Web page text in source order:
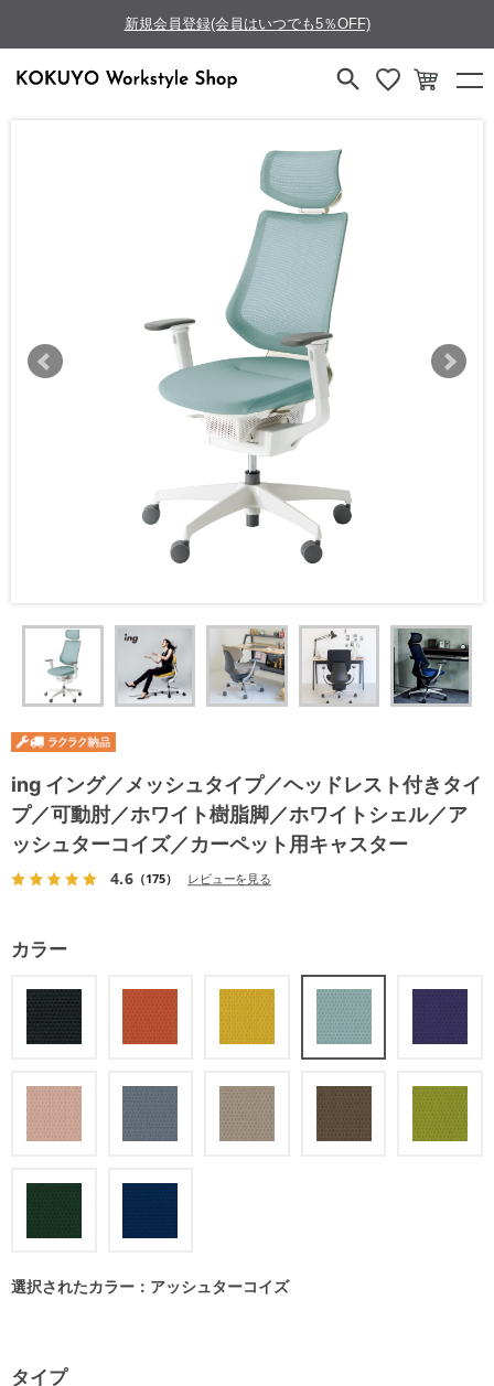
新規会員登録(会員はいつでも5％OFF)
ing イング／メッシュタイプ／ヘッドレスト付きタイ
プ／可動肘／ホワイト樹脂脚／ホワイトシェル／ア
ッシュターコイズ／カーペット用キャスター
4.6（175） レビューを見る
カラー
選択されたカラー：アッシュターコイズ
タイプ